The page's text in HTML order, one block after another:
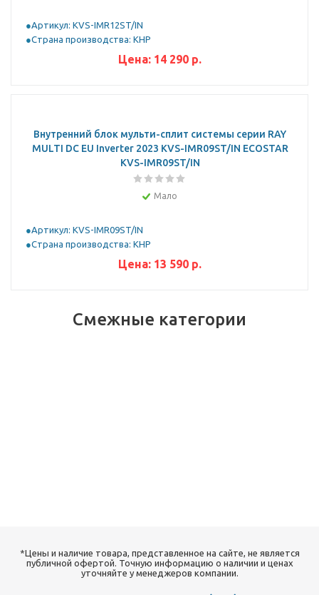
Артикул: KVS-IMR12ST/IN
Страна производства: КНР
Цена: 14 290 р.
Внутренний блок мульти-сплит системы серии RAY
MULTI DC EU Inverter 2023 KVS-IMR09ST/IN ECOSTAR
KVS-IMR09ST/IN
Мало
Артикул: KVS-IMR09ST/IN
Страна производства: КНР
Цена: 13 590 р.
Смежные категории
*Цены и наличие товара, представленное на сайте, не является
публичной офертой. Точную информацию о наличии и ценах
уточняйте у менеджеров компании.